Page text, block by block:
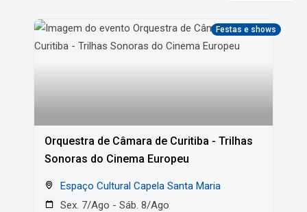
Festas e shows
Orquestra de Câmara de Curitiba - Trilhas
Sonoras do Cinema Europeu
Espaço Cultural Capela Santa Maria
Sex. 7/Ago - Sáb. 8/Ago